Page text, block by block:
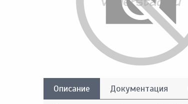
Описание Документация